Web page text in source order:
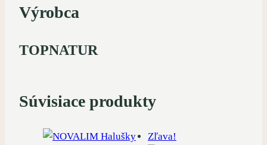
Výrobca
TOPNATUR
Súvisiace produkty
Zľava!